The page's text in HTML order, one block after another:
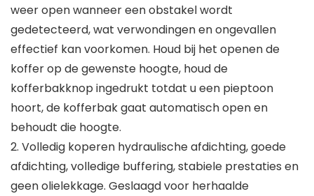
weer open wanneer een obstakel wordt
gedetecteerd, wat verwondingen en ongevallen
effectief kan voorkomen. Houd bij het openen de
koffer op de gewenste hoogte, houd de
kofferbakknop ingedrukt totdat u een pieptoon
hoort, de kofferbak gaat automatisch open en
behoudt die hoogte.
2. Volledig koperen hydraulische afdichting, goede
afdichting, volledige buffering, stabiele prestaties en
geen olielekkage. Geslaagd voor herhaalde